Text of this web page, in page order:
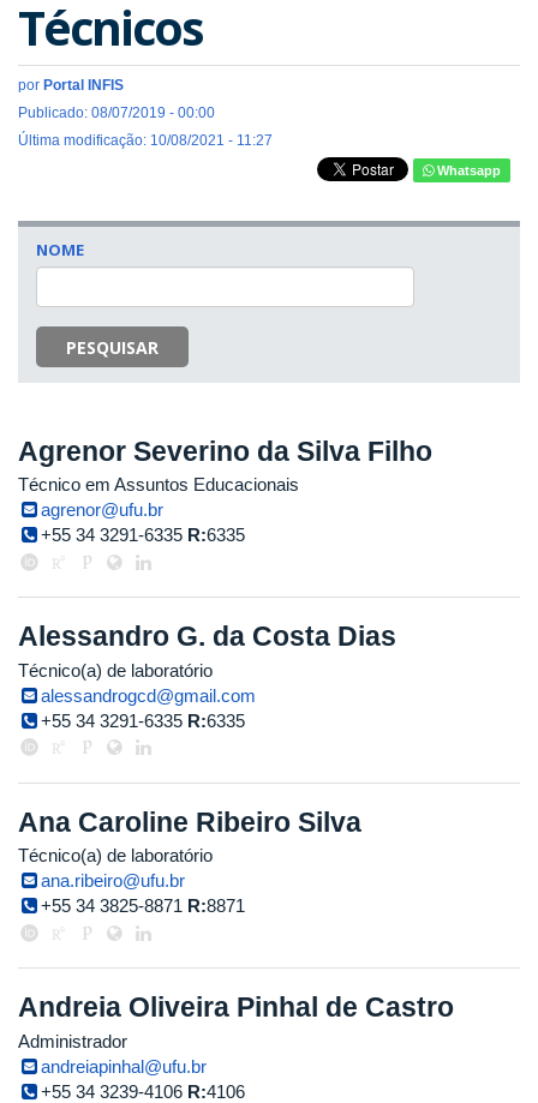
Técnicos
por Portal INFIS
Publicado: 08/07/2019 - 00:00
Última modificação: 10/08/2021 - 11:27
Whatsapp
NOME
PESQUISAR
Agrenor Severino da Silva Filho
Técnico em Assuntos Educacionais
agrenor@ufu.br
+55 34 3291-6335 R:6335
Alessandro G. da Costa Dias
Técnico(a) de laboratório
alessandrogcd@gmail.com
+55 34 3291-6335 R:6335
Ana Caroline Ribeiro Silva
Técnico(a) de laboratório
ana.ribeiro@ufu.br
+55 34 3825-8871 R:8871
Andreia Oliveira Pinhal de Castro
Administrador
andreiapinhal@ufu.br
+55 34 3239-4106 R:4106